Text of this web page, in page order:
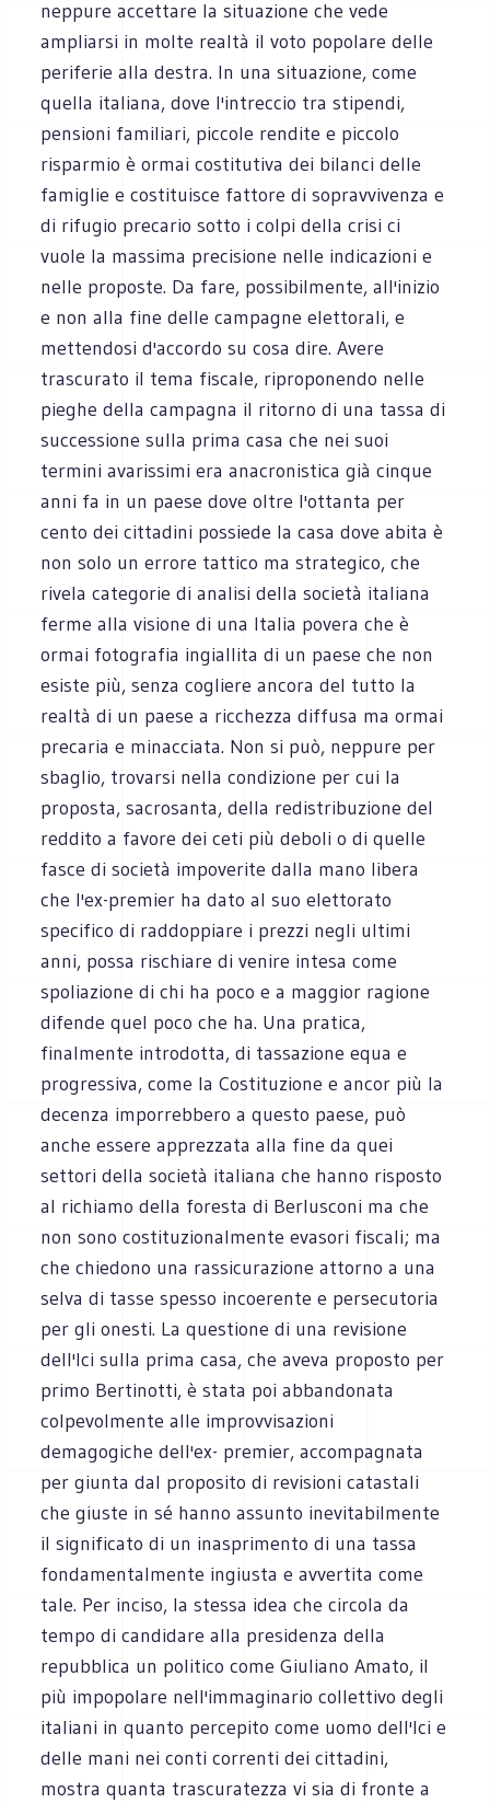
neppure accettare la situazione che vede
ampliarsi in molte realtà il voto popolare delle
periferie alla destra. In una situazione, come
quella italiana, dove l'intreccio tra stipendi,
pensioni familiari, piccole rendite e piccolo
risparmio è ormai costitutiva dei bilanci delle
famiglie e costituisce fattore di sopravvivenza e
di rifugio precario sotto i colpi della crisi ci
vuole la massima precisione nelle indicazioni e
nelle proposte. Da fare, possibilmente, all'inizio
e non alla fine delle campagne elettorali, e
mettendosi d'accordo su cosa dire. Avere
trascurato il tema fiscale, riproponendo nelle
pieghe della campagna il ritorno di una tassa di
successione sulla prima casa che nei suoi
termini avarissimi era anacronistica già cinque
anni fa in un paese dove oltre l'ottanta per
cento dei cittadini possiede la casa dove abita è
non solo un errore tattico ma strategico, che
rivela categorie di analisi della società italiana
ferme alla visione di una Italia povera che è
ormai fotografia ingiallita di un paese che non
esiste più, senza cogliere ancora del tutto la
realtà di un paese a ricchezza diffusa ma ormai
precaria e minacciata. Non si può, neppure per
sbaglio, trovarsi nella condizione per cui la
proposta, sacrosanta, della redistribuzione del
reddito a favore dei ceti più deboli o di quelle
fasce di società impoverite dalla mano libera
che l'ex-premier ha dato al suo elettorato
specifico di raddoppiare i prezzi negli ultimi
anni, possa rischiare di venire intesa come
spoliazione di chi ha poco e a maggior ragione
difende quel poco che ha. Una pratica,
finalmente introdotta, di tassazione equa e
progressiva, come la Costituzione e ancor più la
decenza imporrebbero a questo paese, può
anche essere apprezzata alla fine da quei
settori della società italiana che hanno risposto
al richiamo della foresta di Berlusconi ma che
non sono costituzionalmente evasori fiscali; ma
che chiedono una rassicurazione attorno a una
selva di tasse spesso incoerente e persecutoria
per gli onesti. La questione di una revisione
dell'Ici sulla prima casa, che aveva proposto per
primo Bertinotti, è stata poi abbandonata
colpevolmente alle improvvisazioni
demagogiche dell'ex- premier, accompagnata
per giunta dal proposito di revisioni catastali
che giuste in sé hanno assunto inevitabilmente
il significato di un inasprimento di una tassa
fondamentalmente ingiusta e avvertita come
tale. Per inciso, la stessa idea che circola da
tempo di candidare alla presidenza della
repubblica un politico come Giuliano Amato, il
più impopolare nell'immaginario collettivo degli
italiani in quanto percepito come uomo dell'Ici e
delle mani nei conti correnti dei cittadini,
mostra quanta trascuratezza vi sia di fronte a